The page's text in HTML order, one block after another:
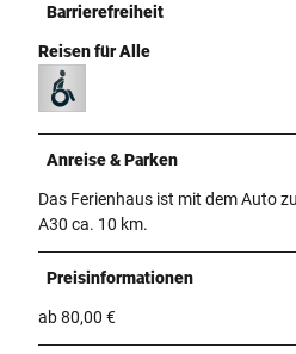
Barrierefreiheit
Reisen für Alle
Anreise & Parken
Das Ferienhaus ist mit dem Auto
A30 ca. 10 km.
Preisinformationen
ab 80,00 €